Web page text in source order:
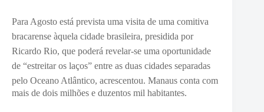
Para Agosto está prevista uma visita de uma comitiva
bracarense àquela cidade brasileira, presidida por
Ricardo Rio, que poderá revelar-se uma oportunidade
de “estreitar os laços” entre as duas cidades separadas
pelo Oceano Atlântico, acrescentou. Manaus conta com
mais de dois milhões e duzentos mil habitantes.